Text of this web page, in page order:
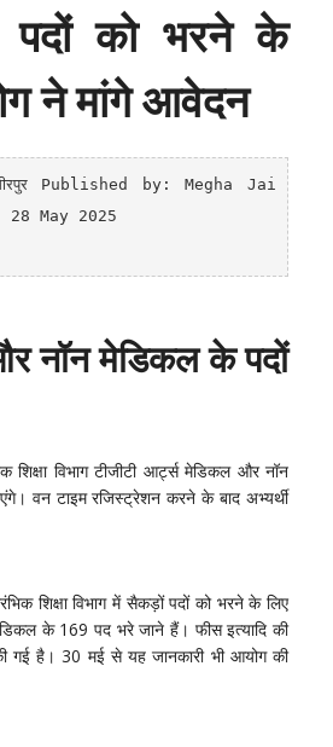
को भरने के
ने मांगे आवेदन
Published by: Megha Jai
28 May 2025
नॉन मेडिकल के पदों
विभाग टीजीटी आर्ट्स मेडिकल और नॉन
वन टाइम रजिस्ट्रेशन करने के बाद अभ्यर्थी
शिक्षा विभाग में सैकड़ों पदों को भरने के लिए
के 169 पद भरे जाने हैं। फीस इत्यादि की
गई है। 30 मई से यह जानकारी भी आयोग की